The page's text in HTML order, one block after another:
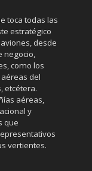
toca todas las
estratégico
desde
negocio,
como los
del
etcétera.
aéreas,
y
que
vertientes.